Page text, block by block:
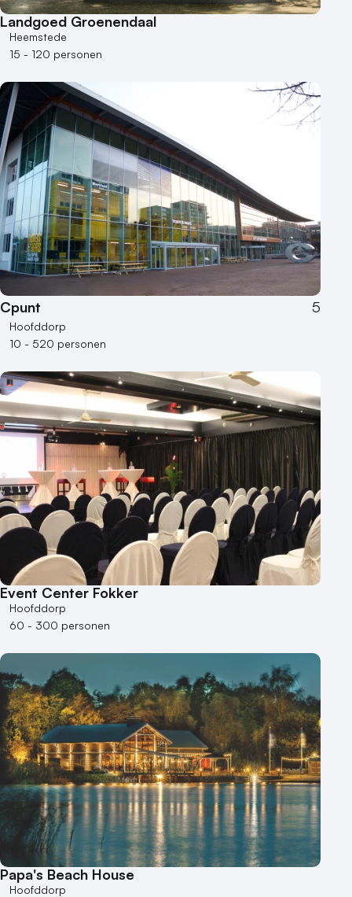
Landgoed Groenendaal
Heemstede
15 - 120 personen
Cpunt 5
Hoofddorp
10 - 520 personen
Event Center Fokker
Hoofddorp
60 - 300 personen
Papa's Beach House
Hoofddorp